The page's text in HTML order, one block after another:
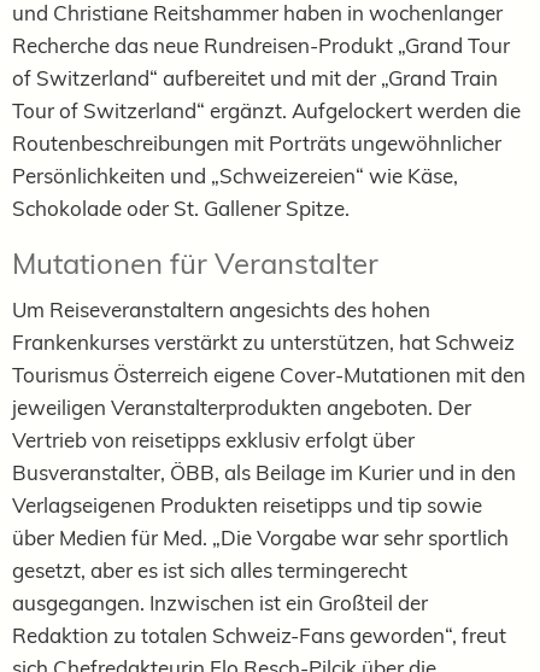
und Christiane Reitshammer haben in wochenlanger
Recherche das neue Rundreisen-Produkt „Grand Tour
of Switzerland“ aufbereitet und mit der „Grand Train
Tour of Switzerland“ ergänzt. Aufgelockert werden die
Routenbeschreibungen mit Porträts ungewöhnlicher
Persönlichkeiten und „Schweizereien“ wie Käse,
Schokolade oder St. Gallener Spitze.
Mutationen für Veranstalter
Um Reiseveranstaltern angesichts des hohen
Frankenkurses verstärkt zu unterstützen, hat Schweiz
Tourismus Österreich eigene Cover-Mutationen mit den
jeweiligen Veranstalterprodukten angeboten. Der
Vertrieb von reisetipps exklusiv erfolgt über
Busveranstalter, ÖBB, als Beilage im Kurier und in den
Verlagseigenen Produkten reisetipps und tip sowie
über Medien für Med. „Die Vorgabe war sehr sportlich
gesetzt, aber es ist sich alles termingerecht
ausgegangen. Inzwischen ist ein Großteil der
Redaktion zu totalen Schweiz-Fans geworden“, freut